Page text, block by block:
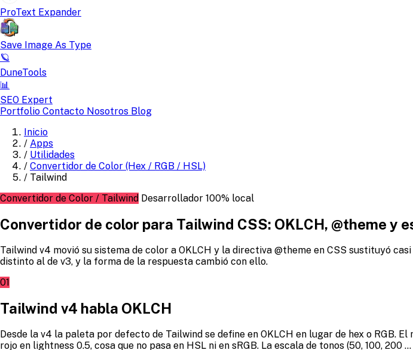
ProText Expander
Save Image As Type
🪐
DuneTools
📊
SEO Expert
Portfolio Contacto Nosotros Blog
Inicio
/ Apps
/ Utilidades
/ Convertidor de Color (Hex / RGB / HSL)
/ Tailwind
Convertidor de Color / Tailwind Desarrollador 100% local
Convertidor de color para Tailwind CSS: OKLCH, @theme y
Tailwind v4 movió su sistema de color a OKLCH y la directiva @theme en CSS sustituyó
distinto al de v3, y la forma de la respuesta cambió con ello.
01
Tailwind v4 habla OKLCH
Desde la v4 la paleta por defecto de Tailwind se define en OKLCH en lugar de hex o RGB.
rojo en lightness 0.5, cosa que no pasa en HSL ni en sRGB. La escala de tonos (50, 100,